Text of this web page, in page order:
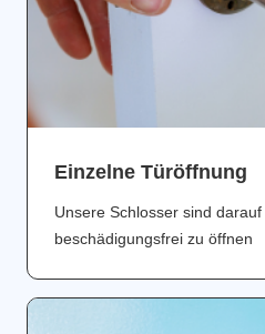
Einzelne Türöffnung
Unsere Schlosser sind
beschädigungsfrei zu öffnen